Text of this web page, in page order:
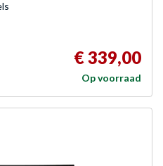
€ 339,00
Op voorraad